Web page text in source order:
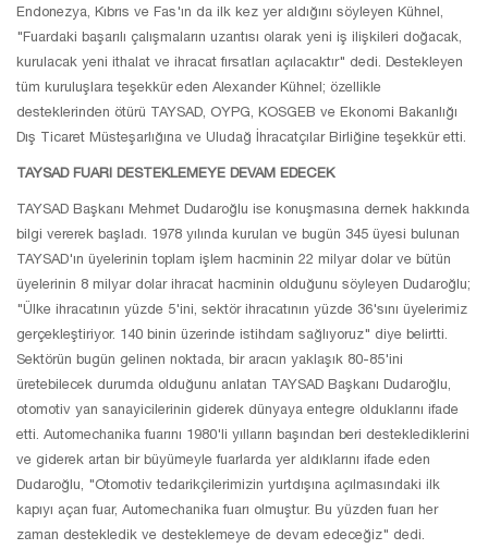
Endonezya, Kıbrıs ve Fas'ın da ilk kez yer aldığını söyleyen Kühnel,
"Fuardaki başarılı çalışmaların uzantısı olarak yeni iş ilişkileri doğacak,
kurulacak yeni ithalat ve ihracat fırsatları açılacaktır" dedi. Destekleyen
tüm kuruluşlara teşekkür eden Alexander Kühnel; özellikle
desteklerinden ötürü TAYSAD, OYPG, KOSGEB ve Ekonomi Bakanlığı
Dış Ticaret Müsteşarlığına ve Uludağ İhracatçılar Birliğine teşekkür etti.
TAYSAD FUARI DESTEKLEMEYE DEVAM EDECEK
TAYSAD Başkanı Mehmet Dudaroğlu ise konuşmasına dernek hakkında
bilgi vererek başladı. 1978 yılında kurulan ve bugün 345 üyesi bulunan
TAYSAD'ın üyelerinin toplam işlem hacminin 22 milyar dolar ve bütün
üyelerinin 8 milyar dolar ihracat hacminin olduğunu söyleyen Dudaroğlu;
"Ülke ihracatının yüzde 5'ini, sektör ihracatının yüzde 36'sını üyelerimiz
gerçekleştiriyor. 140 binin üzerinde istihdam sağlıyoruz" diye belirtti.
Sektörün bugün gelinen noktada, bir aracın yaklaşık 80-85'ini
üretebilecek durumda olduğunu anlatan TAYSAD Başkanı Dudaroğlu,
otomotiv yan sanayicilerinin giderek dünyaya entegre olduklarını ifade
etti. Automechanika fuarını 1980'li yılların başından beri desteklediklerini
ve giderek artan bir büyümeyle fuarlarda yer aldıklarını ifade eden
Dudaroğlu, "Otomotiv tedarikçilerimizin yurtdışına açılmasındaki ilk
kapıyı açan fuar, Automechanika fuarı olmuştur. Bu yüzden fuarı her
zaman destekledik ve desteklemeye de devam edeceğiz" dedi.